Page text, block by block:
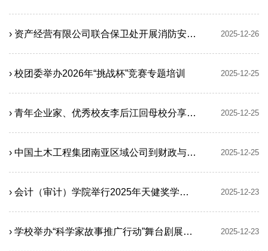
› 资产经营有限公司联合保卫处开展消防安全培训与应急演练 2025-12-26
› 校团委举办2026年“挑战杯”竞赛专题培训​ 2025-12-25
› 青年企业家、优秀校友李后江回母校分享创新创业经验 2025-12-25
› 中国土木工程集团南亚区域公司到财政与公共管理学院开展交流 2025-12-25
› 会计（审计）学院举行2025年天健奖学金颁奖典礼 2025-12-23
› 学校举办“科学家故事推广行动”舞台剧展演暨心理疗愈音乐会 2025-12-23